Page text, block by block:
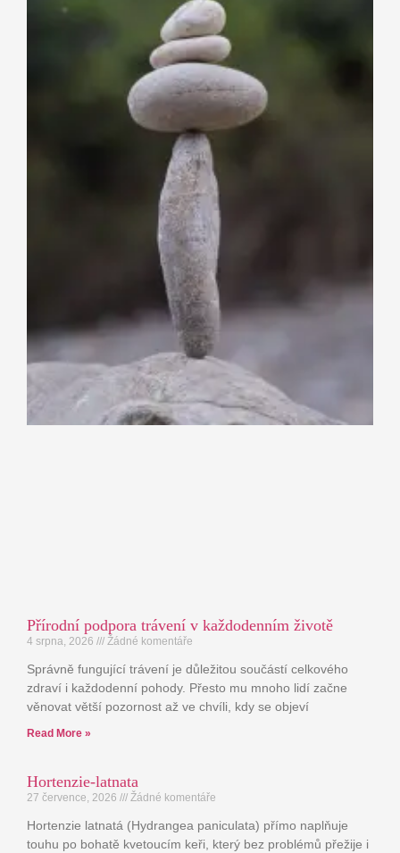
Přírodní podpora trávení v každodenním životě
4 srpna, 2026 Žádné komentáře
Správně fungující trávení je důležitou součástí celkového
zdraví i každodenní pohody. Přesto mu mnoho lidí začne
věnovat větší pozornost až ve chvíli, kdy se objeví
Read More »
Hortenzie-latnata
27 července, 2026 Žádné komentáře
Hortenzie latnatá (Hydrangea paniculata) přímo naplňuje
touhu po bohatě kvetoucím keři, který bez problémů přežije i